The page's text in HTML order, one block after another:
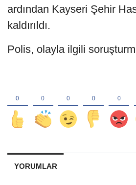
ardından Kayseri Şehir
kaldırıldı.
Polis, olayla ilgili
YORUMLAR